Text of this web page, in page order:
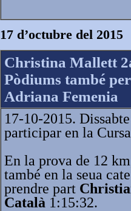
17 d’octubre del 2015
Christina Mallett
Pòdiums també
Adriana Femenia
17-10-2015.
participar en la
En la prova de 12
també en la seua
prendre part
Català 1:15:32.